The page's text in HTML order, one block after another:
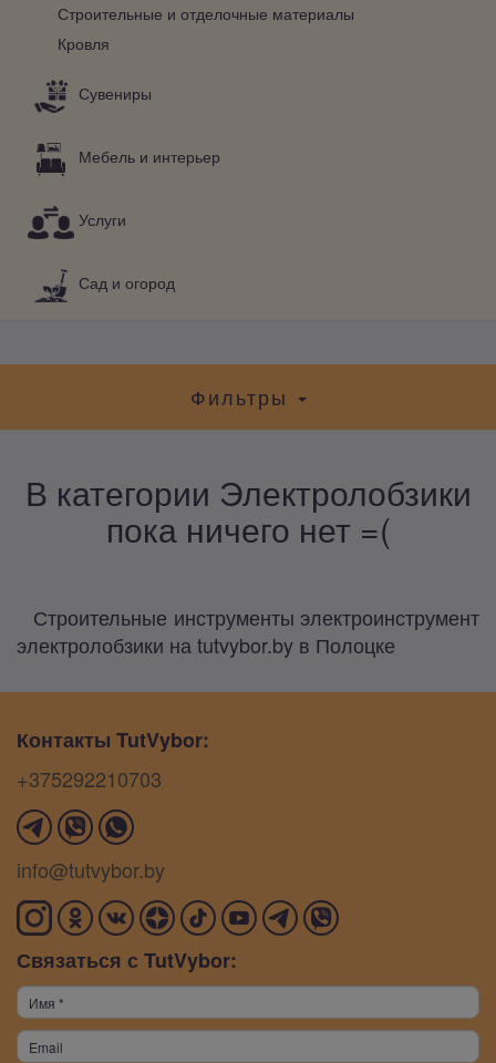
Строительные и отделочные материалы
Кровля
Сувениры
Мебель и интерьер
Услуги
Сад и огород
Фильтры
В категории Электролобзики
пока ничего нет =(
Строительные инструменты электроинструмент
электролобзики на tutvybor.by в Полоцке
Контакты TutVybor:
+375292210703
info@tutvybor.by
Связаться с TutVybor: